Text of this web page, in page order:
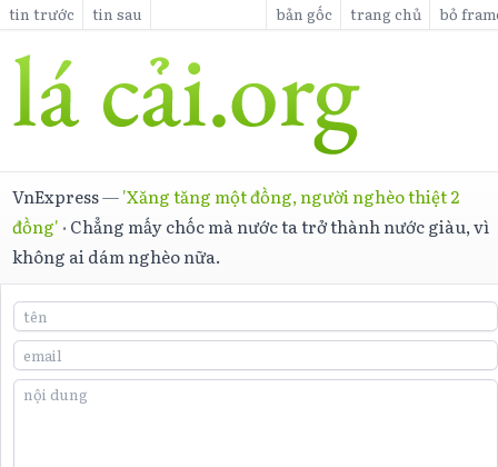
tin trước tin sau bản gốc trang chủ bỏ
VnExpress—'Xăng tăng một đồng, người nghèo thiệt 2
đồng' · Chẳng mấy chốc mà nước ta trở thành nước giàu, vì
không ai dám nghèo nữa.